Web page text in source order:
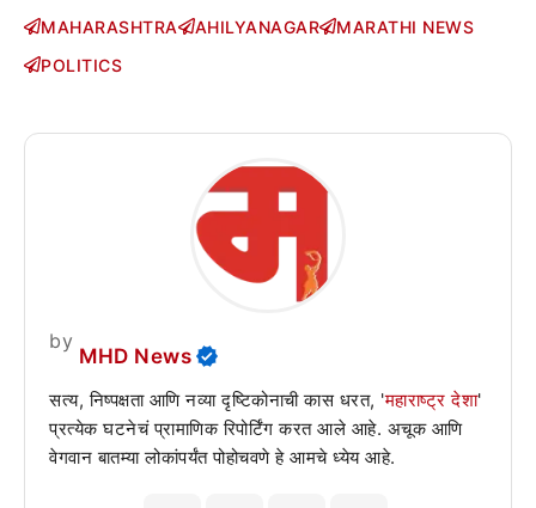
MAHARASHTRA AHILYANAGAR
MARATHI NEWS
POLITICS
by
MHD News
सत्य, निष्पक्षता आणि नव्या दृष्टिकोनाची कास धरत, 'महाराष्ट्र देशा'
प्रत्येक घटनेचं प्रामाणिक रिपोर्टिंग करत आले आहे. अचूक आणि
वेगवान बातम्या लोकांपर्यंत पोहोचवणे हे आमचे ध्येय आहे.